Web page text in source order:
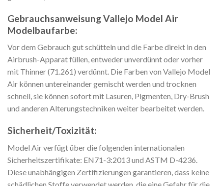
Gebrauchsanweisung Vallejo Model Air
Modelbaufarbe:
Vor dem Gebrauch gut schütteln und die Farbe direkt in den
Airbrush-Apparat füllen, entweder unverdünnt oder vorher
mit Thinner (71.261) verdünnt. Die Farben von Vallejo Model
Air können untereinander gemischt werden und trocknen
schnell, sie können sofort mit Lasuren, Pigmenten, Dry-Brush
und anderen Alterungstechniken weiter bearbeitet werden.
Sicherheit/Toxizität:
Model Air verfügt über die folgenden internationalen
Sicherheitszertifikate: EN71-3:2013 und ASTM D-4236.
Diese unabhängigen Zertifizierungen garantieren, dass keine
schädlichen Stoffe verwendet werden, die eine Gefahr für die